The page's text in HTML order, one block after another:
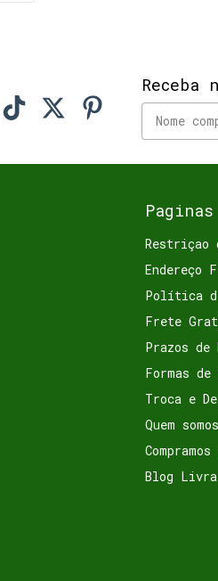
Receba
Restriçao
Endereço
Política
Frete
Prazos de
Formas de
Troca e
Quem somos
Blog